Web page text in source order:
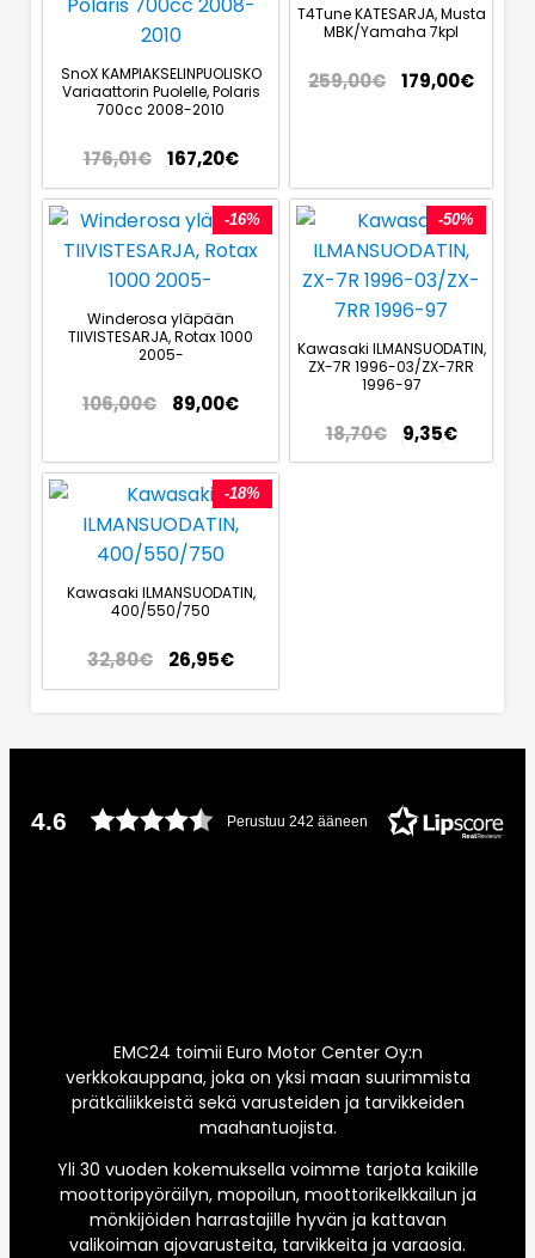
SnoX KAMPIAKSELINPUOLISKO
Variaattorin Puolelle, Polaris
700cc 2008-2010
176,01€ 167,20€
T4Tune KATESARJA, Musta
MBK/Yamaha 7kpl
259,00€ 179,00€
-16%
Winderosa yläpään
TIIVISTESARJA, Rotax 1000
2005-
106,00€ 89,00€
-50%
Kawasaki ILMANSUODATIN,
ZX-7R 1996-03/ZX-7RR
1996-97
18,70€ 9,35€
-18%
Kawasaki ILMANSUODATIN,
400/550/750
32,80€ 26,95€
4.6 Perustuu 242 ääneen
EMC24 toimii Euro Motor Center Oy:n
verkkokauppana, joka on yksi maan suurimmista
prätkäliikkeistä sekä varusteiden ja tarvikkeiden
maahantuojista.
Yli 30 vuoden kokemuksella voimme tarjota kaikille
moottoripyöräilyn, mopoilun, moottorikelkkailun ja
mönkijöiden harrastajille hyvän ja kattavan
valikoiman ajovarusteita, tarvikkeita ja varaosia.